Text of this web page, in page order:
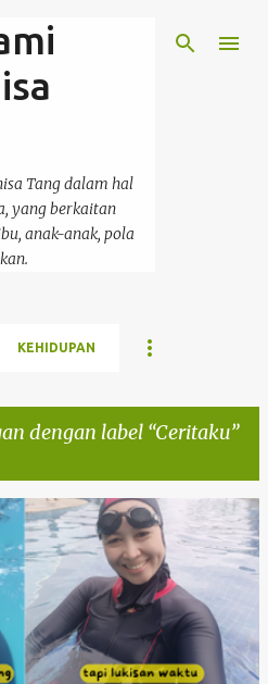
konten utama
Tang dalam hal
yang berkaitan
anak-anak, pola
KEHIDUPAN
dengan label Ceritaku